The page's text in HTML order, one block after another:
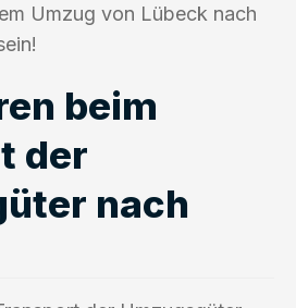
Umzug von Lübeck nach
beim
der
nach